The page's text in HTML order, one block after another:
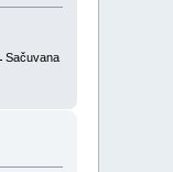
Sačuvana